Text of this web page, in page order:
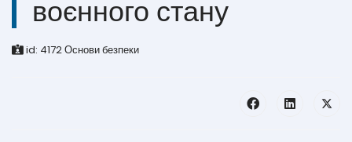
воєнного стану
id: 4172Основи безпеки